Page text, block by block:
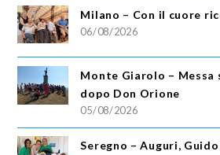
Milano – Con il cuore
06/08/2026
Monte Giarolo – Messa
dopo Don Orione
05/08/2026
Seregno – Auguri,